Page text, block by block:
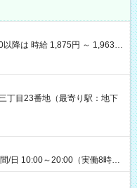
降は 時給 1,875円 ～ 1,963円
により支給あり ・資格手当：
用期間な
丁目23番地（最寄り駅：地下
/日 10:00～20:00（実働8時間
迎！ ★「他の曜日で働きた